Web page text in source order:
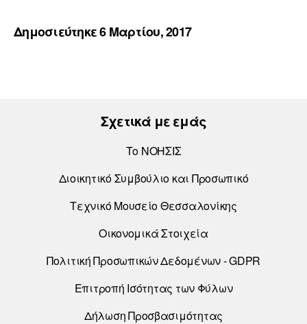
Δημοσιεύτηκε 6 Μαρτίου, 2017
Σχετικά με εμάς
Το ΝΟΗΣΙΣ
Διοικητικό Συμβούλιο και Προσωπικό
Τεχνικό Μουσείο Θεσσαλονίκης
Οικονομικά Στοιχεία
Πολιτική Προσωπικών Δεδομένων - GDPR
Επιτροπή Ισότητας των Φύλων
Δήλωση Προσβασιμότητας